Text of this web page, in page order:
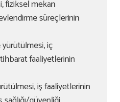
fiziksel mekan
süreçlerinin
iç
faaliyetlerinin
iş faaliyetlerinin